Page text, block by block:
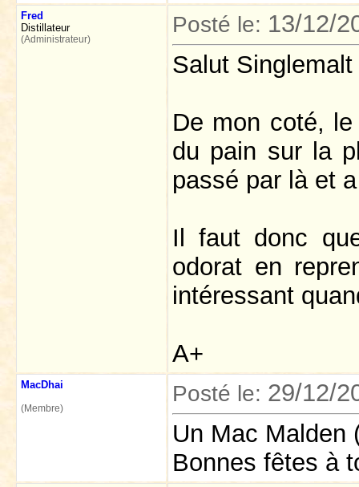
Fred
Distillateur
(Administrateur)
Posté le: 13/12/
Salut Singlemalt
De mon coté,
du pain sur la
passé par là et
Il faut donc
odorat en
intéressant
A+
MacDhai
(Membre)
Posté le: 29/12/
Un Mac Malden
Bonnes fêtes à